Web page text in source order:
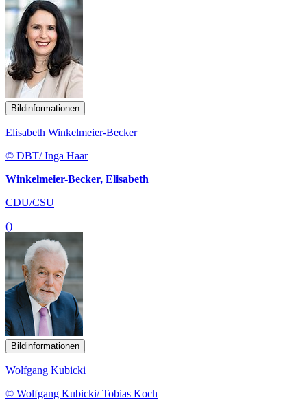
Bildinformationen
Elisabeth Winkelmeier-Becker
© DBT/ Inga Haar
Winkelmeier-Becker, Elisabeth
CDU/CSU
()
Bildinformationen
Wolfgang Kubicki
© Wolfgang Kubicki/ Tobias Koch